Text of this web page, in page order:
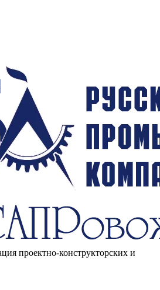
проектно-конструкторских и